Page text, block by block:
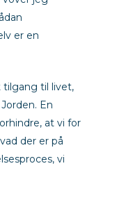
er en
tilgang til livet,
En
at vi for
der er på
vi